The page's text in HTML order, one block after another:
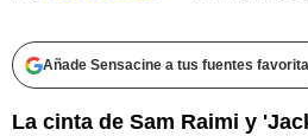
Añade Sensacine a tus fuentes
La cinta de Sam Raimi y